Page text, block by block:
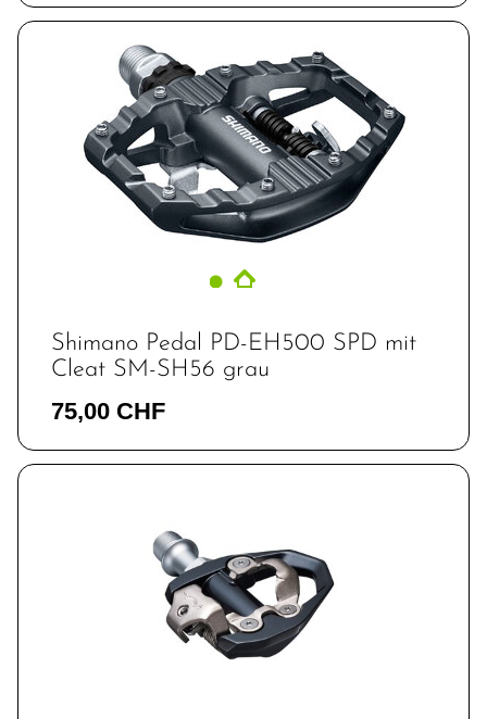
Shimano Pedal PD-EH500 SPD mit
Cleat SM-SH56 grau
75,00 CHF